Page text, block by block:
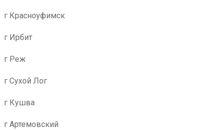
г Красноуфимск
г Ирбит
г Реж
г Сухой Лог
г Кушва
г Артемовский